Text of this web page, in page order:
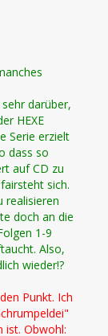
darüber,
HEXE
Serie erzielt
dass so
auf CD zu
sich.
realisieren
doch an die
1-9
Also,
wieder!?
Punkt. Ich
ist. Obwohl: